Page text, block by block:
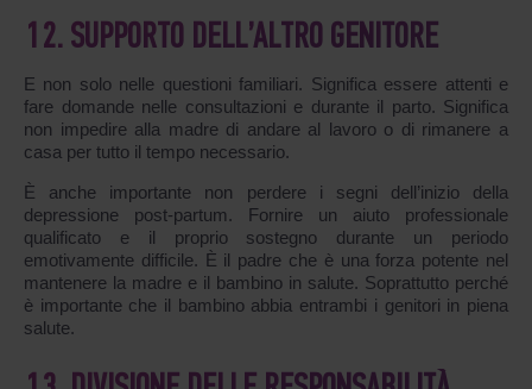
12. SUPPORTO DELL’ALTRO GENITORE
E non solo nelle questioni familiari. Significa essere attenti e
fare domande nelle consultazioni e durante il parto. Significa
non impedire alla madre di andare al lavoro o di rimanere a
casa per tutto il tempo necessario.
È anche importante non perdere i segni dell’inizio della
depressione post-partum. Fornire un aiuto professionale
qualificato e il proprio sostegno durante un periodo
emotivamente difficile. È il padre che è una forza potente nel
mantenere la madre e il bambino in salute. Soprattutto perché
è importante che il bambino abbia entrambi i genitori in piena
salute.